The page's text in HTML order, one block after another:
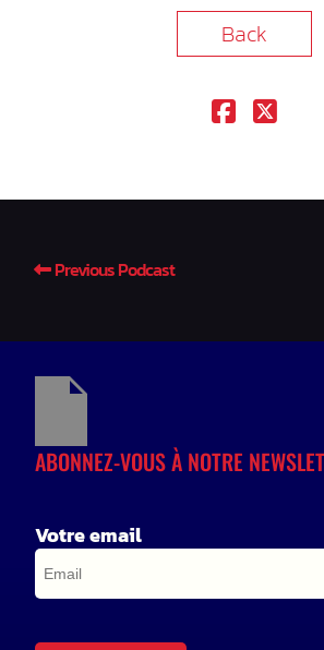
Back
Previous Podcast
ABONNEZ-VOUS À NOTRE
Votre email